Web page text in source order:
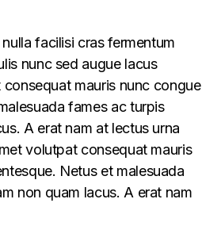
facilisi cras fermentum
nunc sed augue lacus
mauris nunc congue
fames ac turpis
A erat nam at lectus urna
volutpat consequat mauris
Netus et malesuada
non quam lacus. A erat nam